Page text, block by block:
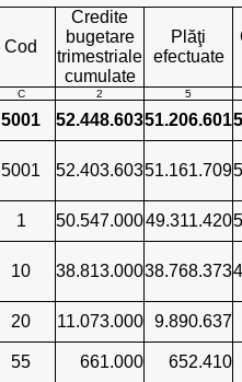
Cod
Credite
bugetare
trimestriale
cumulate
Plăţi
efectuate
C 2 5
5001 52.448.60351.206.601
5001 52.403.60351.161.709
1 50.547.00049.311.420
10 38.813.00038.768.373
20 11.073.000 9.890.637
55 661.000
652.410